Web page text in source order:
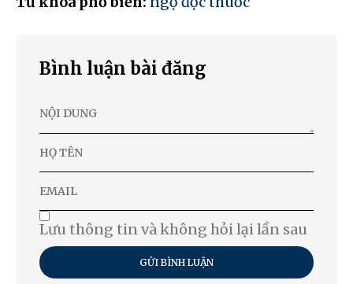
Bình luận bài đăng
Lưu thông tin và không hỏi lại lần sau
GỬI BÌNH LUẬN